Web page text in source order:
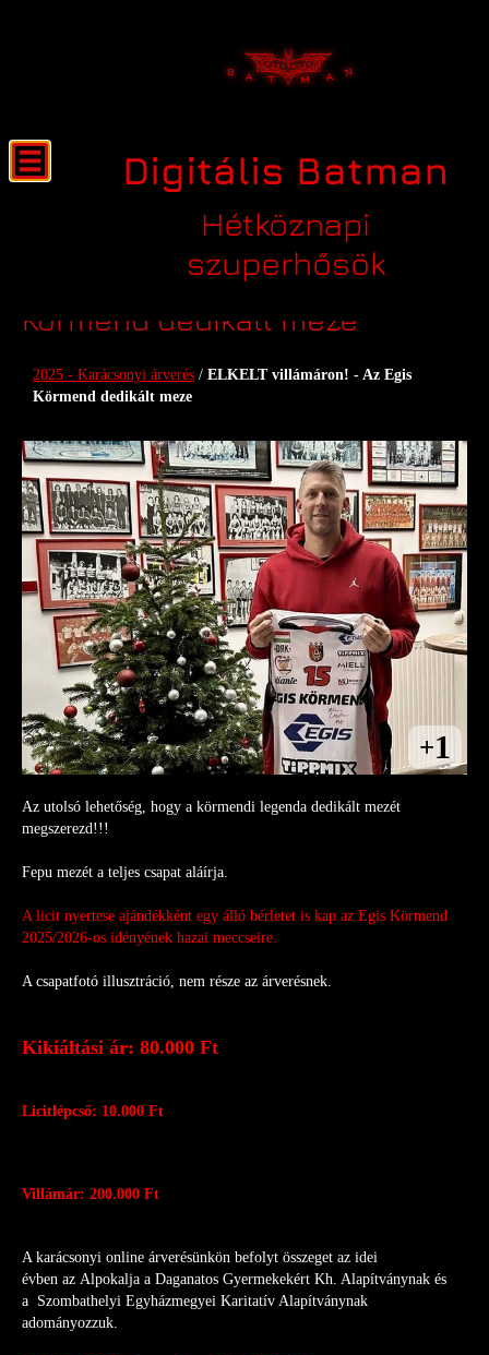
Digitális Batman
Hétköznapi
szuperhősök
ELKELT villámáron! - Az Egis
Körmend dedikált meze
2025 - Karácsonyi árverés / ELKELT villámáron! - Az Egis
Körmend dedikált meze
Az utolsó lehetőség, hogy a körmendi legenda dedikált mezét
megszerezd!!!
Fepu mezét a teljes csapat aláírja.
A licit nyertese ajándékként egy álló bérletet is kap az Egis Körmend
2025/2026-os idényének hazai meccseire.
A csapatfotó illusztráció, nem része az árverésnek.
Kikiáltási ár: 80.000 Ft
Licitlépcső: 10.000 Ft
Villámár: 200.000 Ft
A karácsonyi online árverésünkön befolyt összeget az idei
évben az Alpokalja a Daganatos Gyermekekért Kh. Alapítványnak és
a Szombathelyi Egyházmegyei Karitatív Alapítványnak
adományozzuk.
+1